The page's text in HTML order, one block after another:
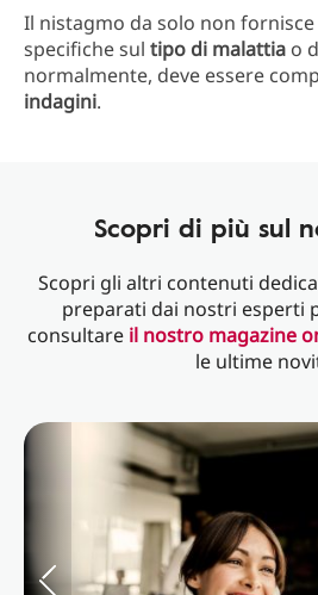
Il nistagmo da solo non
specifiche sul tipo di malattia o
normalmente, deve essere
indagini.
Scopri di più sul
Scopri gli altri contenuti
preparati dai nostri esperti
consultare il nostro magazine
le ultime